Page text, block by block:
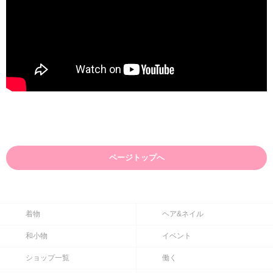
ページトップへ
着物 ヘア&ネイル
和小物 イベント
ショップ一覧 働く